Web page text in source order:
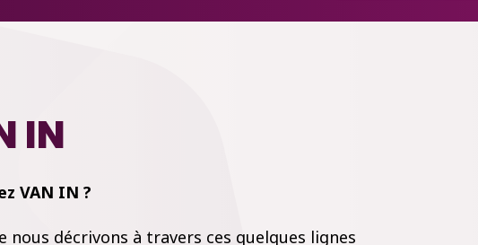
IN
VAN IN ?
nous décrivons à travers ces quelques lignes